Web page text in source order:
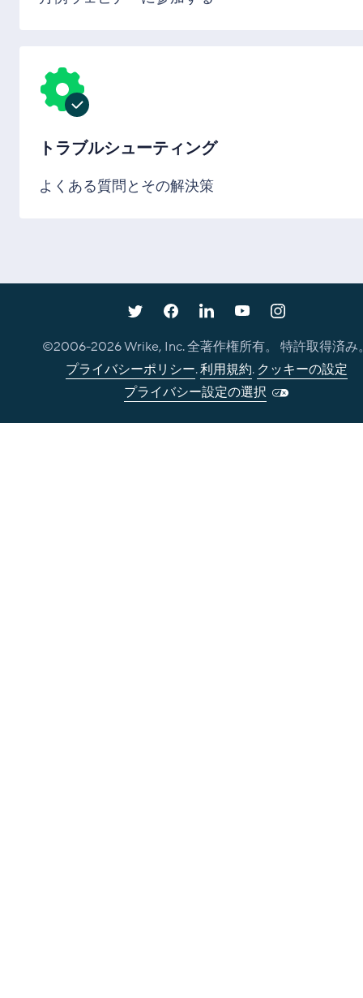
トラブルシューティング
よくある質問とその解決策
©2006-2026Wrike, Inc. 全著作権所有。 特許取得済み
プライバシーポリシー.利用規約. クッキーの設定
プライバシー設定の選択